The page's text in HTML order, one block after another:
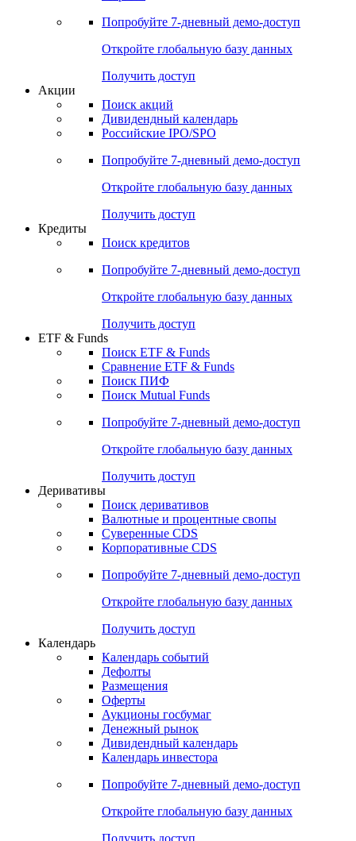
Cbonds Pages
Опросы
Попробуйте7-дневный
Откройте глобальную базу данных
Получить доступ
Поиск акций
Российские IPO/SPO
Попробуйте7-дневный
Откройте глобальную базу данных
Получить доступ
Поиск кредитов
Попробуйте7-дневный
Откройте глобальную базу данных
Получить доступ
ETF & Funds
Сравнение ETF & Funds
Поиск Mutual Funds
Попробуйте7-дневный
Откройте глобальную базу данных
Получить доступ
Деривативы
Валютные и процентные свопы
Корпоративные CDS
Попробуйте7-дневный
Откройте глобальную базу данных
Получить доступ
Календарь
Календарь событий
Дефолты
Размещения
Оферты
Денежный рынок
Календарь инвестора